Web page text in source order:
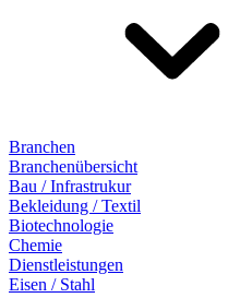
Branchen
Branchenübersicht
Bau / Infrastrukur
Bekleidung / Textil
Biotechnologie
Chemie
Dienstleistungen
Eisen / Stahl